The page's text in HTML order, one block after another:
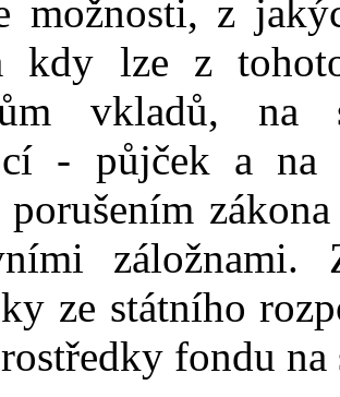
možnosti, z
kdy lze z
vkladů, na
- půjček a na
záložnami.
ze státního
fondu na